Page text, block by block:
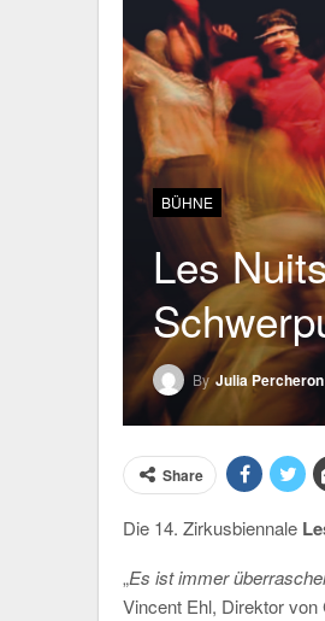
BÜHNE
Les
ByJulia Percheron
Share
Die 14. Zirkusbiennale
„Es ist immer
Vincent Ehl, Direktor von